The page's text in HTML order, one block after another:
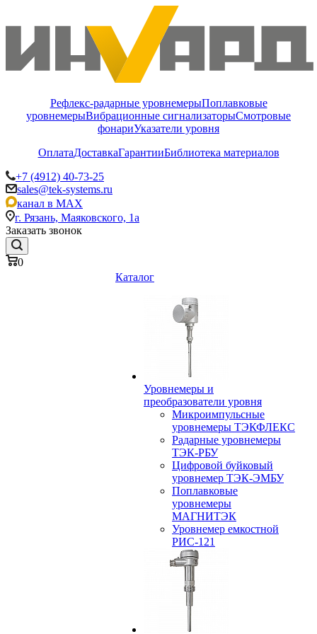
Рефлекс-радарные уровнемерыПоплавковые
уровнемерыВибрационные сигнализаторыСмотровые
фонариУказатели уровня
ОплатаДоставкаГарантииБиблиотека материалов
+7 (4912) 40-73-25
sales@tek-systems.ru
канал в MAX
г. Рязань, Маяковского, 1а
Заказать звонок
0
Каталог
Уровнемеры и
преобразователи уровня
Микроимпульсные
уровнемеры ТЭКФЛЕКС
Радарные уровнемеры
ТЭК-РБУ
Цифровой буйковый
уровнемер ТЭК-ЭМБУ
Поплавковые
уровнемеры
МАГНИТЭК
Уровнемер емкостной
РИС-121